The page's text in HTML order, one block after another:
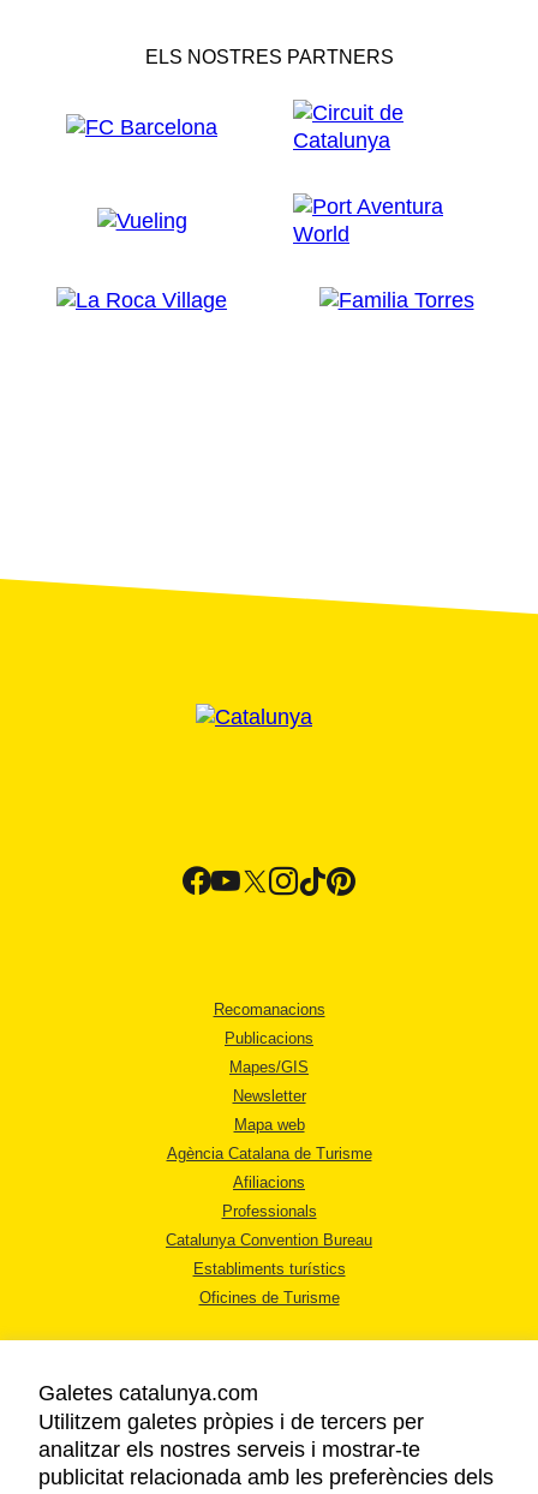
ELS NOSTRES PARTNERS
Recomanacions
Publicacions
Mapes/GIS
Newsletter
Mapa web
Agència Catalana de Turisme
Afiliacions
Professionals
Catalunya Convention Bureau
Establiments turístics
Oficines de Turisme
AVÍS LEGAL
Galetes catalunya.com
Utilitzem galetes pròpies i de tercers per
analitzar els nostres serveis i mostrar-te
publicitat relacionada amb les preferències dels